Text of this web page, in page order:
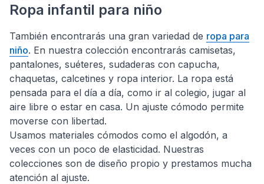
Ropa infantil para niño
También encontrarás una gran variedad de ropa para
niño. En nuestra colección encontrarás camisetas,
pantalones, suéteres, sudaderas con capucha,
chaquetas, calcetines y ropa interior. La ropa está
pensada para el día a día, como ir al colegio, jugar al
aire libre o estar en casa. Un ajuste cómodo permite
moverse con libertad.
Usamos materiales cómodos como el algodón, a
veces con un poco de elasticidad. Nuestras
colecciones son de diseño propio y prestamos mucha
atención al ajuste.